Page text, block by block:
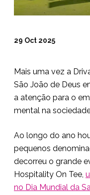
29 Oct 2025
Mais uma vez a
São João de Deus
a atenção para o
mental na
Ao longo do ano
pequenos
decorreu o grande
Hospitality On Tee,
no Dia Mundial da